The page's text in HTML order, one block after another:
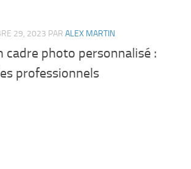
29, 2023 PAR ALEX MARTIN
cadre photo personnalisé :
professionnels